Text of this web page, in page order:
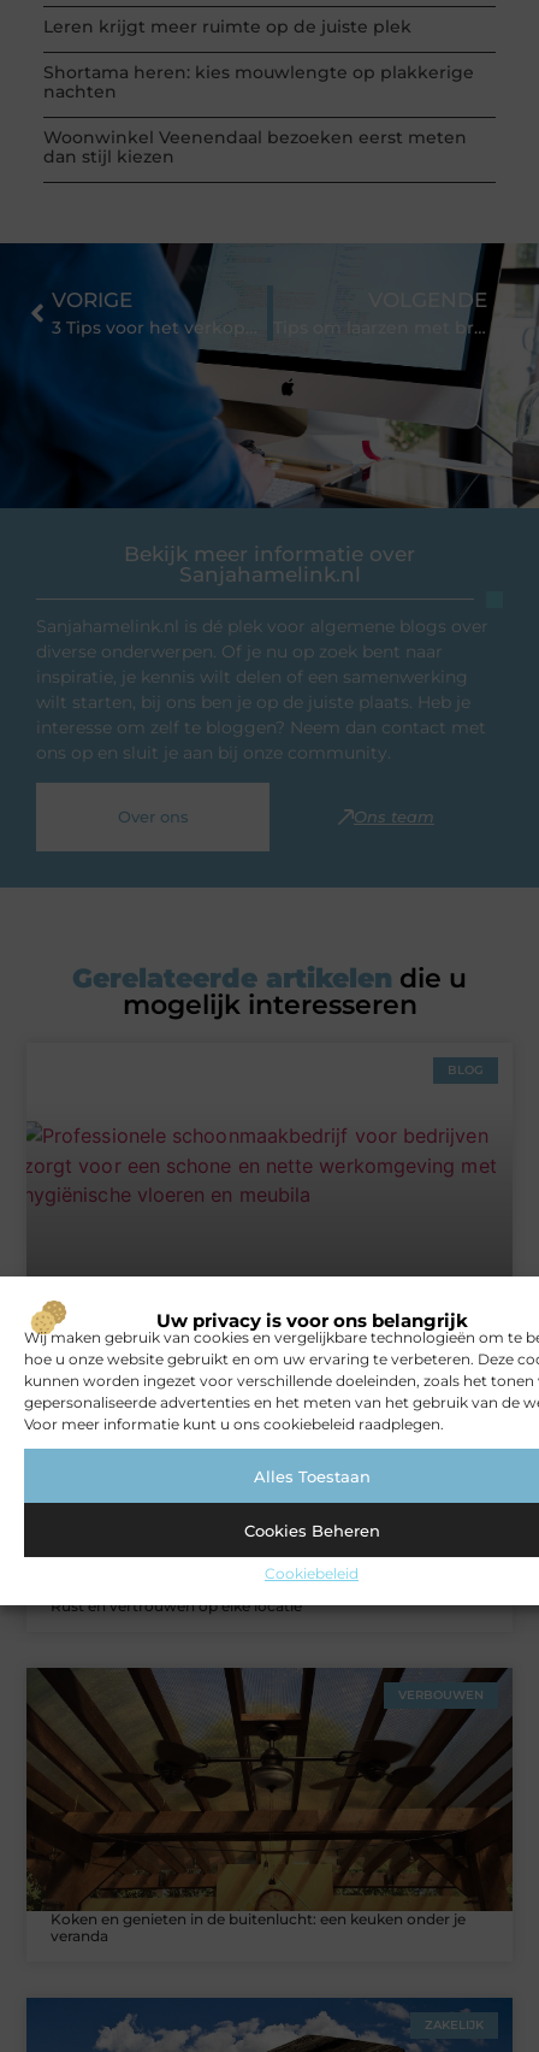
Uw privacy is voor ons belangrijk
Wij maken gebruik van cookies en vergelijkbare technologieën om te
hoe u onze website gebruikt en om uw ervaring te verbeteren. Deze
kunnen worden ingezet voor verschillende doeleinden, zoals het tonen
gepersonaliseerde advertenties en het meten van het gebruik van de
Voor meer informatie kunt u ons cookiebeleid raadplegen.
Alles Toestaan
Cookies Beheren
Cookiebeleid
Leren krijgt meer ruimte op de juiste plek
Shortama heren: kies mouwlengte op plakkerige
nachten
Woonwinkel Veenendaal bezoeken eerst meten
dan stijl kiezen
Bekijk meer informatie over
Sanjahamelink.nl
Sanjahamelink.nl is dé plek voor algemene blogs over
diverse onderwerpen. Of je nu op zoek bent naar
inspiratie, je kennis wilt delen of een samenwerking
wilt starten, bij ons ben je op de juiste plaats. Heb je
interesse om zelf te bloggen? Neem dan contact met
ons op en sluit je aan bij onze community.
Over ons Ons team
VORIGE
3 Tips voor het verkopen van je huis
VOLGENDE
Tips om laarzen met brede schacht te stylen
Gerelateerde artikelen die u
mogelijk interesseren
BLOG
ZAKELIJK
Rust en vertrouwen op elke locatie
VERBOUWEN
Koken en genieten in de buitenlucht: een keuken onder je
veranda
ZAKELIJK